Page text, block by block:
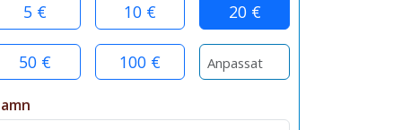
5 € 10 € 20 €
50 € 100 €